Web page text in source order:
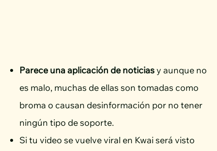
Parece una aplicación de noticiasy aunque no
es malo, muchas de ellas son tomadas como
broma o causan desinformación por no tener
ningún tipo de soporte.
Si tu video se vuelve viral en Kwai será visto